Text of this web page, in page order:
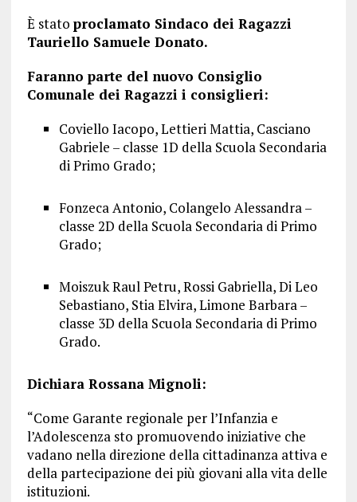
È stato proclamato Sindaco dei Ragazzi
Tauriello Samuele Donato.
Faranno parte del nuovo Consiglio
Comunale dei Ragazzi i consiglieri:
Coviello Iacopo, Lettieri Mattia, Casciano
Gabriele – classe 1D della Scuola Secondaria
di Primo Grado;
Fonzeca Antonio, Colangelo Alessandra –
classe 2D della Scuola Secondaria di Primo
Grado;
Moiszuk Raul Petru, Rossi Gabriella, Di Leo
Sebastiano, Stia Elvira, Limone Barbara –
classe 3D della Scuola Secondaria di Primo
Grado.
Dichiara Rossana Mignoli:
“Come Garante regionale per l’Infanzia e
l’Adolescenza sto promuovendo iniziative che
vadano nella direzione della cittadinanza attiva e
della partecipazione dei più giovani alla vita delle
istituzioni.